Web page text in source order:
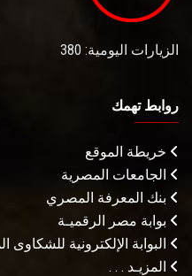
الزيارات اليومية: 380
روابط تهمك
خريطة الموقع
الجامعات المصرية
بنك المعرفة المصري
بوابة مصر الرقميـة
البوابة الإلكترونية للشكاوى
المزيـد . . .